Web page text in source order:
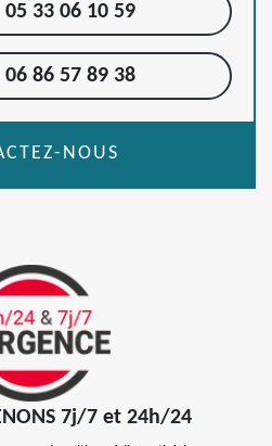
05 33 06 10 59
06 86 57 89 38
NOUS
7j/7 et 24h/24